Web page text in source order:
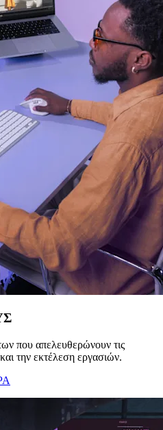
που απελευθερώνουν τις
την εκτέλεση εργασιών.